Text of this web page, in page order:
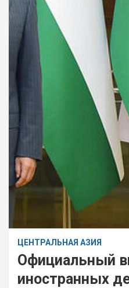
ЦЕНТРАЛЬНАЯ АЗИЯ
Официальный
иностранных